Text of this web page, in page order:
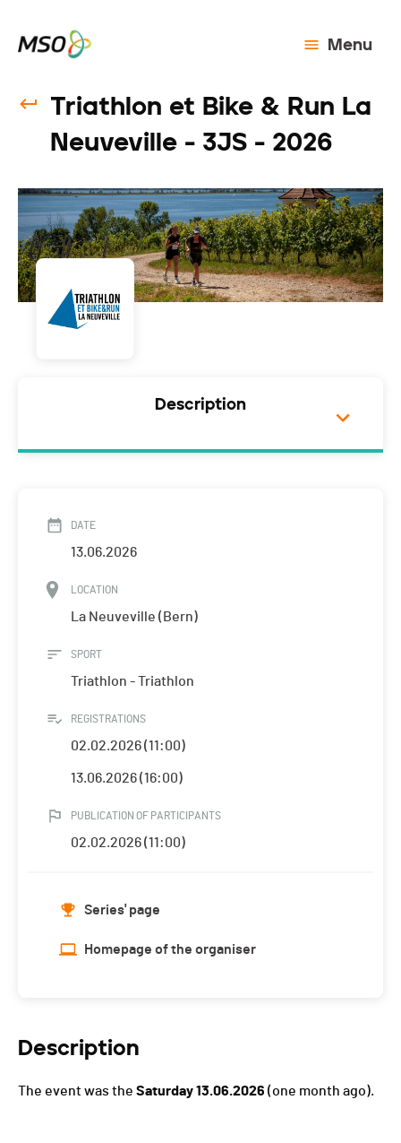
Menu
Triathlon et Bike & Run La
Neuveville - 3JS - 2026
Description
DATE
13.06.2026
LOCATION
La Neuveville (Bern)
SPORT
Triathlon - Triathlon
REGISTRATIONS
02.02.2026 (11:00)
13.06.2026 (16:00)
PUBLICATION OF PARTICIPANTS
02.02.2026 (11:00)
Series' page
Homepage of the organiser
Description
The event was the Saturday 13.06.2026 (one month ago).